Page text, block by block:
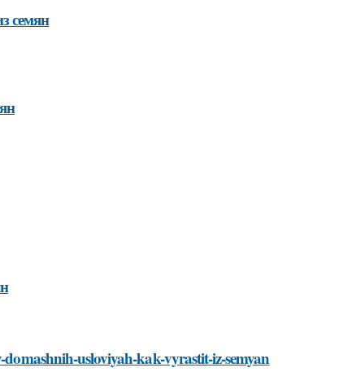
семян
usloviyah-kak-vyrastit-iz-semyan